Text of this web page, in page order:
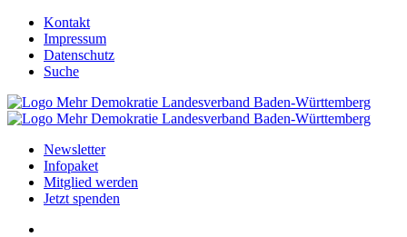
Kontakt
Impressum
Datenschutz
Suche
Newsletter
Infopaket
Mitglied werden
Jetzt spenden